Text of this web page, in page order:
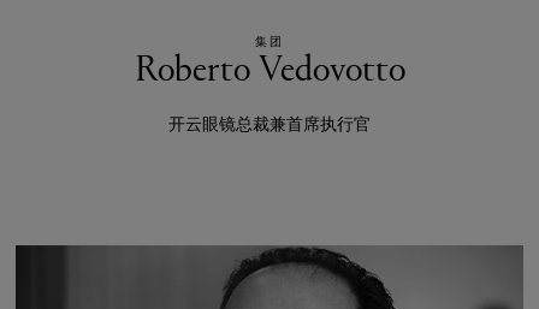
旗下品牌
人才
FINANCE
集团
Roberto Vedovotto
开云眼镜总裁兼首席执行官